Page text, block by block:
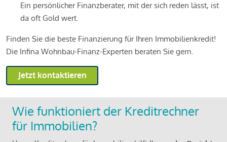
Ein persönlicher Finanzberater, mit der sich reden lässt, ist
da oft Gold wert.
Finden Sie die beste Finanzierung für Ihren Immobilienkredit!
Die Infina Wohnbau-Finanz-Experten beraten Sie gern.
Jetzt kontaktieren
Wie funktioniert der Kreditrechner
für Immobilien?